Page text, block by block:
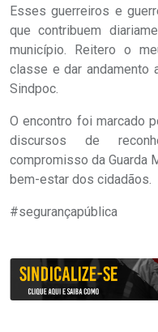
Esses guerreiros e
que contribuem
município. Reitero o
classe e dar andamento
Sindpoc.
O encontro foi marcado
discursos de
compromisso da Guarda
bem-estar dos cidadãos.
#segurançapública